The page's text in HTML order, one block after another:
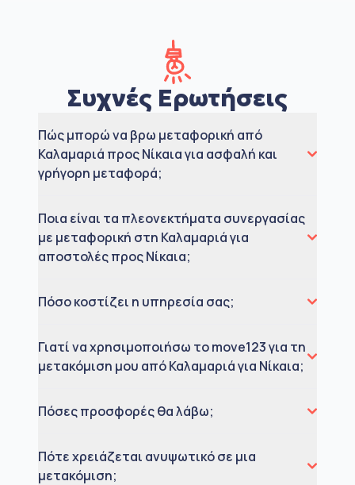
Συχνές Ερωτήσεις
Πώς μπορώ να βρω μεταφορική από
Καλαμαριά προς Νίκαια για ασφαλή και
γρήγορη μεταφορά;
Ποια είναι τα πλεονεκτήματα συνεργασίας
με μεταφορική στη Καλαμαριά για
αποστολές προς Νίκαια;
Πόσο κοστίζει η υπηρεσία σας;
Γιατί να χρησιμοποιήσω το move123 για τη
μετακόμιση μου από Καλαμαριά για Νίκαια;
Πόσες προσφορές θα λάβω;
Πότε χρειάζεται ανυψωτικό σε μια
μετακόμιση;